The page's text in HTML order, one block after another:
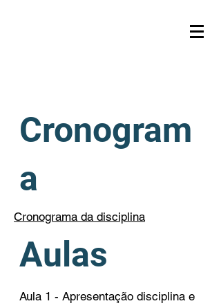
Cronogram
a
Cronograma da disciplina
Aulas
Aula 1 - Apresentação disciplina e